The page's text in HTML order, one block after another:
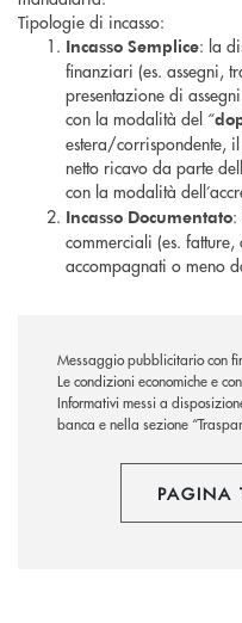
Tipologie di incasso:
Incasso Semplice: la
finanziari (es. assegni,
presentazione di
con la modalità del “
estera/corrispondente,
netto ricavo da parte
con la modalità
Incasso Documentato:
commerciali (es.
accompagnati o meno
Messaggio pubblicitario con
Le condizioni economiche e
Informativi messi a
banca e nella sezione
PAGINA